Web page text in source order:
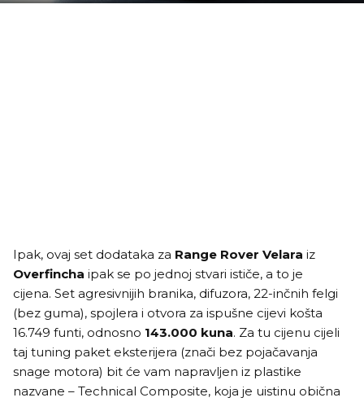
Ipak, ovaj set dodataka za Range Rover Velara iz
Overfincha ipak se po jednoj stvari ističe, a to je
cijena. Set agresivnijih branika, difuzora, 22-inčnih felgi
(bez guma), spojlera i otvora za ispušne cijevi košta
16.749 funti, odnosno 143.000 kuna. Za tu cijenu cijeli
taj tuning paket eksterijera (znači bez pojačavanja
snage motora) bit će vam napravljen iz plastike
nazvane – Technical Composite, koja je uistinu obična